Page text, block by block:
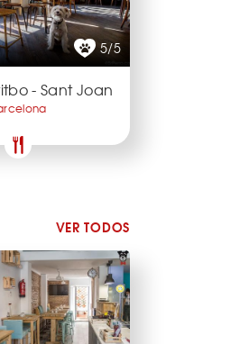
5/5
- Sant Joan
VER TODOS